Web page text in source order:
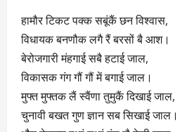
हामौर टिकट पक्क सबूंकैं छन विश्वास,
विधायक बनणौक लगै रैं बरसों बै आश।
बेरोजगारी मंहगाई सबै हटाई जाल,
विकासक गंग गौं गौं में बगाई जाल।
मुफ्त मुफ्तक लैं स्वैंणा तुमुकैं दिखाई जाल,
चुनावी बखत गुण ज्ञान सब सिखाई जाल।